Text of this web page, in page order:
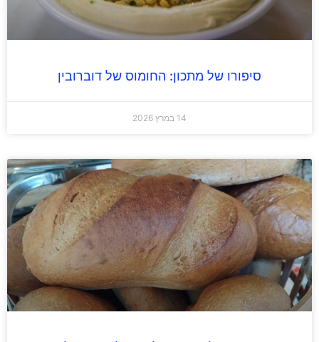
סיפורו של מתכון: החומוס של דוברובין